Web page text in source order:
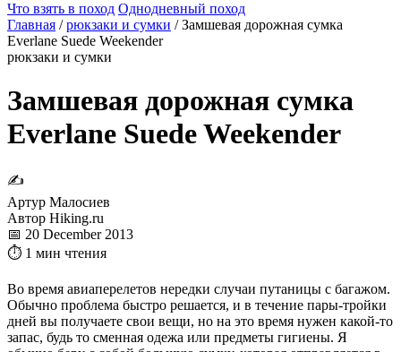
Что взять в поход Однодневный поход
Главная / рюкзаки и сумки / Замшевая дорожная сумка
Everlane Suede Weekender
рюкзаки и сумки
Замшевая дорожная сумка
Everlane Suede Weekender
✍
Артур Малосиев
Автор Hiking.ru
📅 20 December 2013
⏱ 1 мин чтения
Во время авиаперелетов нередки случаи путаницы с багажом.
Обычно проблема быстро решается, и в течение пары-тройки
дней вы получаете свои вещи, но на это время нужен какой-то
запас, будь то сменная одежа или предметы гигиены. Я